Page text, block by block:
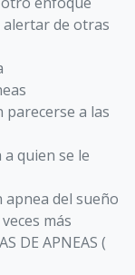
alertar de otras
a las
quien se le
apnea del sueño
más
DE APNEAS (